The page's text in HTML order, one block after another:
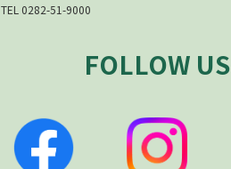
TEL 0282-51-9000
FOLLOW US